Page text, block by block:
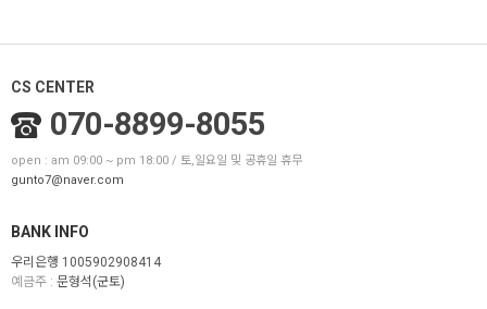
CS CENTER
070-8899-8055
open : am 09:00 ~ pm 18:00 / 토,일요일 및 공휴일 휴무
gunto7@naver.com
BANK INFO
우리은행 1005902908414
예금주 : 문형석(군토)